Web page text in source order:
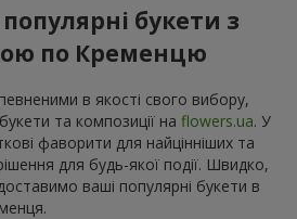
букети з
по Кременцю
в якості свого вибору,
та композиції на flowers.ua. У
фаворити для найцінніших та
для будь-якої події. Швидко,
ваші популярні букети в